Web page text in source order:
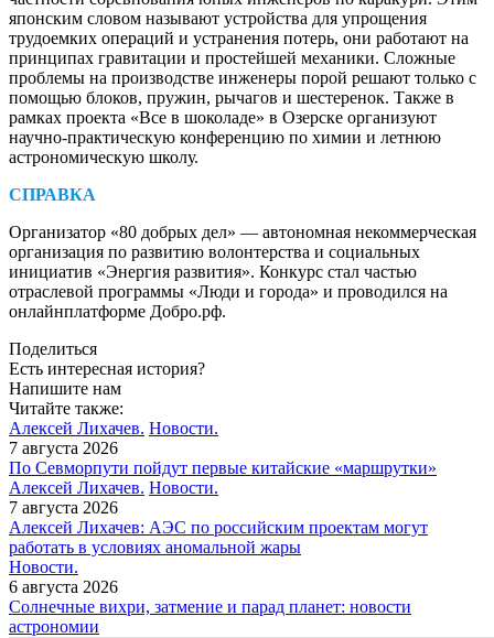
японским словом называют устройства для упрощения
трудоемких операций и устранения потерь, они работают на
принципах гравитации и простейшей механики. Сложные
проблемы на производстве инженеры порой решают только с
помощью блоков, пружин, рычагов и шестеренок. Также в
рамках проекта «Все в шоколаде» в Озерске организуют
научно-практическую конференцию по химии и летнюю
астрономическую школу.
СПРАВКА
Организатор «80 добрых дел» — ​автономная некоммерческая
организация по развитию волонтерства и социальных
инициатив «Энергия развития». Конкурс стал частью
отраслевой программы «Люди и города» и проводился на
онлайн­платформе Добро.рф.
Поделиться
Есть интересная история?
Напишите нам
Читайте также:
Алексей Лихачев. Новости.
7 августа 2026
По Севморпути пойдут первые китайские «маршрутки»
Алексей Лихачев. Новости.
7 августа 2026
Алексей Лихачев: АЭС по российским проектам могут
работать в условиях аномальной жары
Новости.
6 августа 2026
Солнечные вихри, затмение и парад планет: новости
астрономии